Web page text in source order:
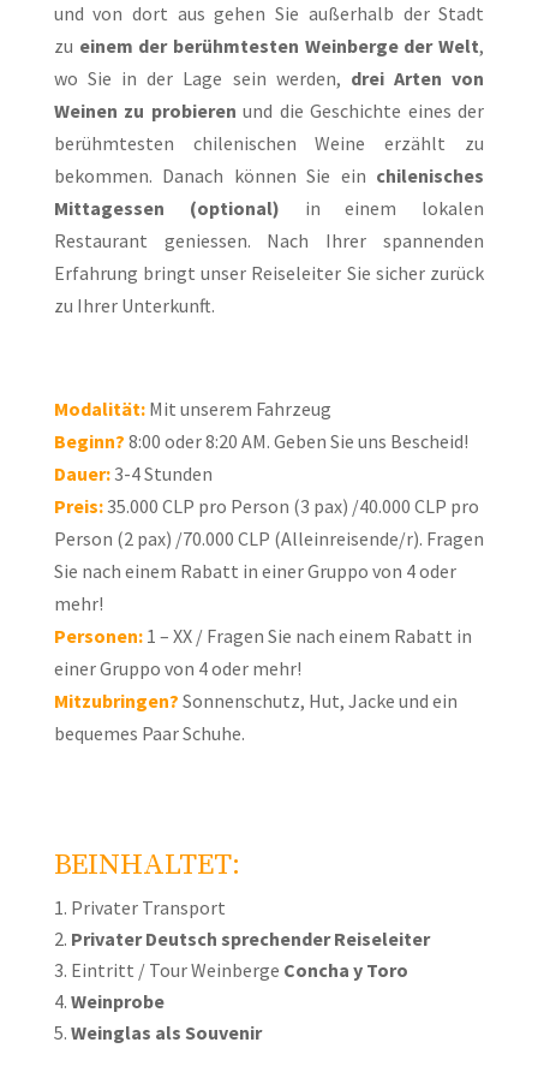
und von dort aus gehen Sie außerhalb der Stadt
zu einem der berühmtesten Weinberge der Welt,
wo Sie in der Lage sein werden, drei Arten von
Weinen zu probieren und die Geschichte eines der
berühmtesten chilenischen Weine erzählt zu
bekommen. Danach können Sie ein chilenisches
Mittagessen (optional) in einem lokalen
Restaurant geniessen. Nach Ihrer spannenden
Erfahrung bringt unser Reiseleiter Sie sicher zurück
zu Ihrer Unterkunft.
Modalität: Mit unserem Fahrzeug
Beginn? 8:00 oder 8:20 AM. Geben Sie uns Bescheid!
Dauer:3-4 Stunden
Preis:35.000 CLP pro Person (3 pax) /40.000 CLP pro
Person (2 pax) /70.000 CLP (Alleinreisende/r). Fragen
Sie nach einem Rabatt in einer Gruppo von 4 oder
mehr!
Personen: 1 – XX / Fragen Sie nach einem Rabatt in
einer Gruppo von 4 oder mehr!
Mitzubringen? Sonnenschutz, Hut, Jacke und ein
bequemes Paar Schuhe.
BEINHALTET:
Privater Transport
Privater Deutsch sprechender Reiseleiter
Eintritt / Tour Weinberge Concha y Toro
Weinprobe
Weinglas als Souvenir